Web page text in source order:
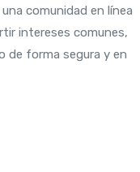
comunidad en línea
intereses comunes,
de forma segura y en